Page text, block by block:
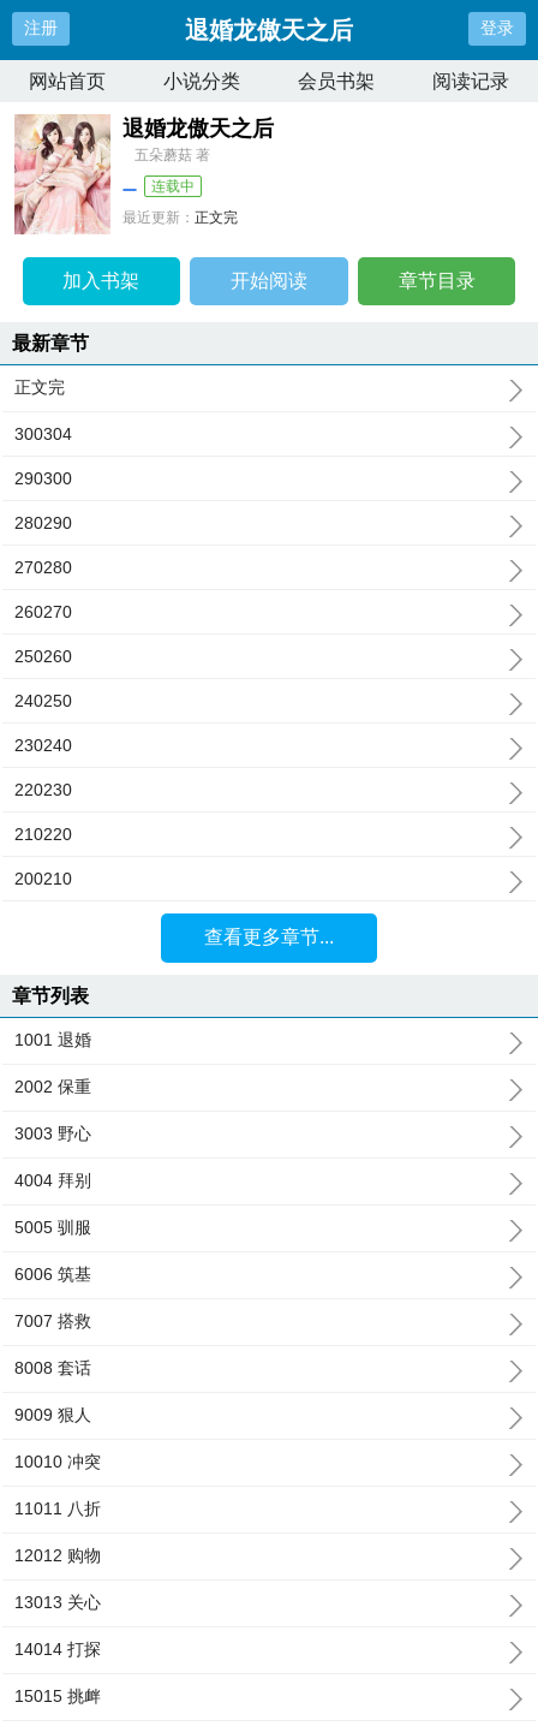
注册 退婚龙傲天之后 登录
网站首页 小说分类 会员书架 阅读记录
退婚龙傲天之后
五朵蘑菇 著
连载中
最近更新：正文完
加入书架 开始阅读 章节目录
最新章节
正文完
300304
290300
280290
270280
260270
250260
240250
230240
220230
210220
200210
查看更多章节...
章节列表
1001 退婚
2002 保重
3003 野心
4004 拜别
5005 驯服
6006 筑基
7007 搭救
8008 套话
9009 狠人
10010 冲突
11011 八折
12012 购物
13013 关心
14014 打探
15015 挑衅